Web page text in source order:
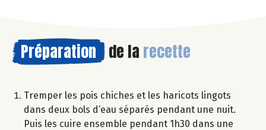
Préparation de la recette
Tremper les pois chiches et les haricots lingots
dans deux bols d’eau séparés pendant une nuit.
Puis les cuire ensemble pendant 1h30 dans une